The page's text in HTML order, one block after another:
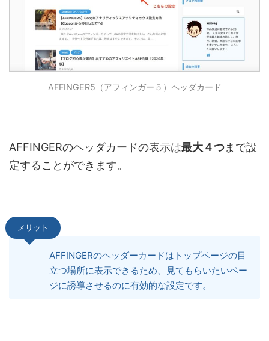
AFFINGER5（アフィンガー５）ヘッダカード
AFFINGERのヘッダカードの表示は最大４つまで設
定することができます。
メリット
AFFINGERのヘッダーカードはトップページの目
立つ場所に表示できるため、見てもらいたいペー
ジに誘導させるのに有効的な設定です。